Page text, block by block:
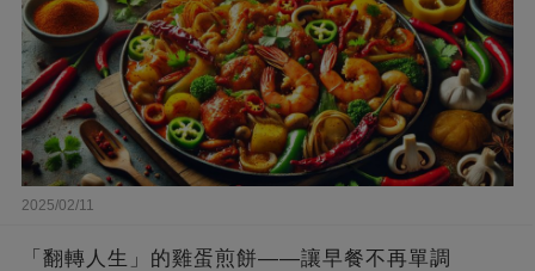
2025/02/11
「翻轉人生」的雞蛋煎餅——讓早餐不再單調